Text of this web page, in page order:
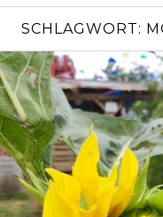
SCHLAGWORT: